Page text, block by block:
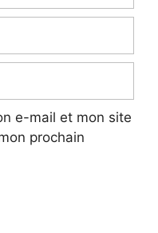
e-mail et mon site
prochain